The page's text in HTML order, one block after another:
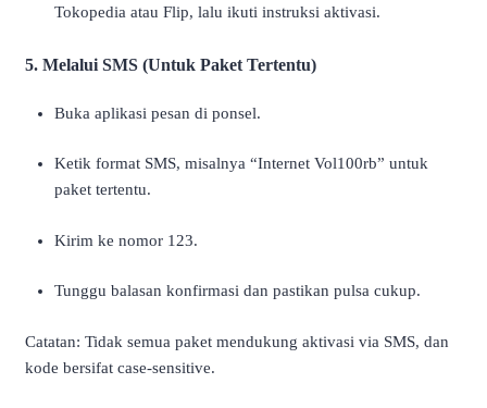
Tokopedia atau Flip, lalu ikuti instruksi aktivasi.
5. Melalui SMS (Untuk Paket Tertentu)
Buka aplikasi pesan di ponsel.
Ketik format SMS, misalnya “Internet Vol100rb” untuk
paket tertentu.
Kirim ke nomor 123.
Tunggu balasan konfirmasi dan pastikan pulsa cukup.
Catatan: Tidak semua paket mendukung aktivasi via SMS, dan
kode bersifat case-sensitive.